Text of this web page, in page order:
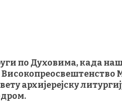
по Духовима, када
архијерејску